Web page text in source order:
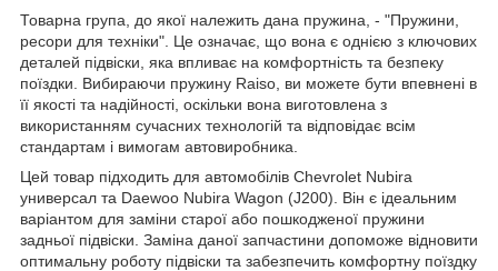
Товарна група, до якої належить дана пружина, - "Пружини,
ресори для техніки". Це означає, що вона є однією з ключових
деталей підвіски, яка впливає на комфортність та безпеку
поїздки. Вибираючи пружину Raiso, ви можете бути впевнені в
її якості та надійності, оскільки вона виготовлена з
використанням сучасних технологій та відповідає всім
стандартам і вимогам автовиробника.
Цей товар підходить для автомобілів Chevrolet Nubira
универсал та Daewoo Nubira Wagon (J200). Він є ідеальним
варіантом для заміни старої або пошкодженої пружини
задньої підвіски. Заміна даної запчастини допоможе відновити
оптимальну роботу підвіски та забезпечить комфортну поїздку